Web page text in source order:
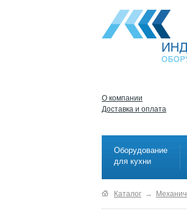
О компании
Доставка и оплата
Оборудование
для кухни
Каталог →